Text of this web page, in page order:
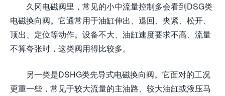
久冈电磁阀里，常见的小中流量控制多会看到DSG类
电磁换向阀。它通常用于油缸伸出、退回、夹紧、松开、
顶出、定位等动作。设备不大、油缸速度要求不高、流量
不算夸张时，这类阀用得比较多。
另一类是DSHG类先导式电磁换向阀。它面对的工况
更重一些，常见于较大流量的主油路、较大油缸或液压马